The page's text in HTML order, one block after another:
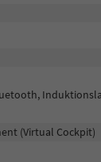
(Virtual Cockpit)